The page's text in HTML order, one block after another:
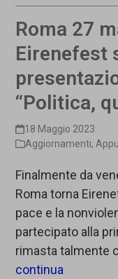
Roma 27
Eirenefest
“Politica,
18 Maggio 2023
Aggiornamenti,
Finalmente da
Roma torna
pace e la
partecipato alla
rimasta talmente
continua